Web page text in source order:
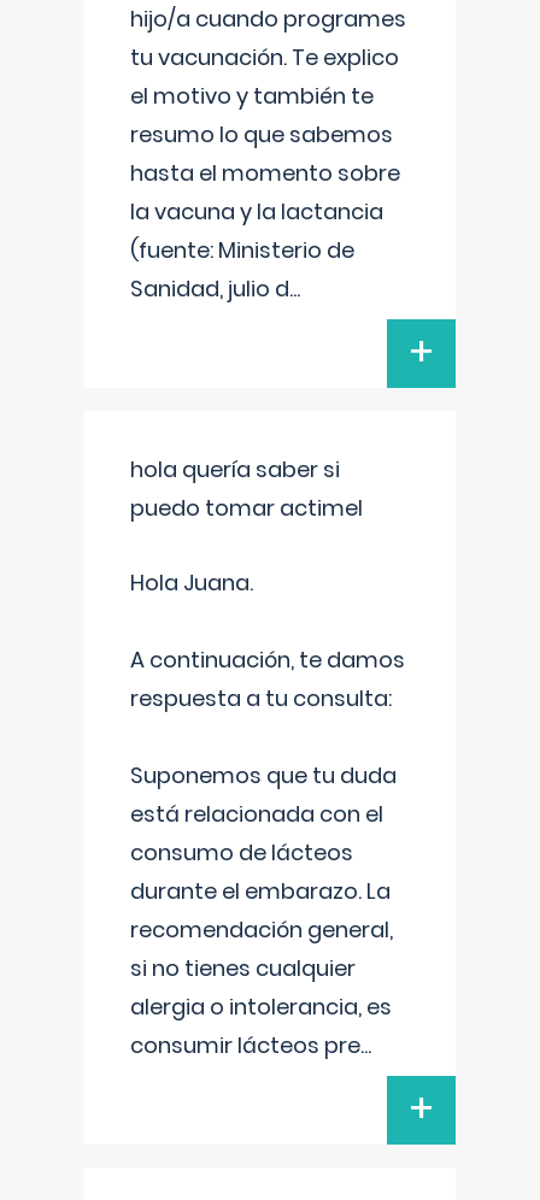
hijo/a cuando programes
tu vacunación. Te explico
el motivo y también te
resumo lo que sabemos
hasta el momento sobre
la vacuna y la lactancia
(fuente: Ministerio de
Sanidad, julio d...
+
hola quería saber si
puedo tomar actimel
Hola Juana.
A continuación, te damos
respuesta a tu consulta:
Suponemos que tu duda
está relacionada con el
consumo de lácteos
durante el embarazo. La
recomendación general,
si no tienes cualquier
alergia o intolerancia, es
consumir lácteos pre...
+